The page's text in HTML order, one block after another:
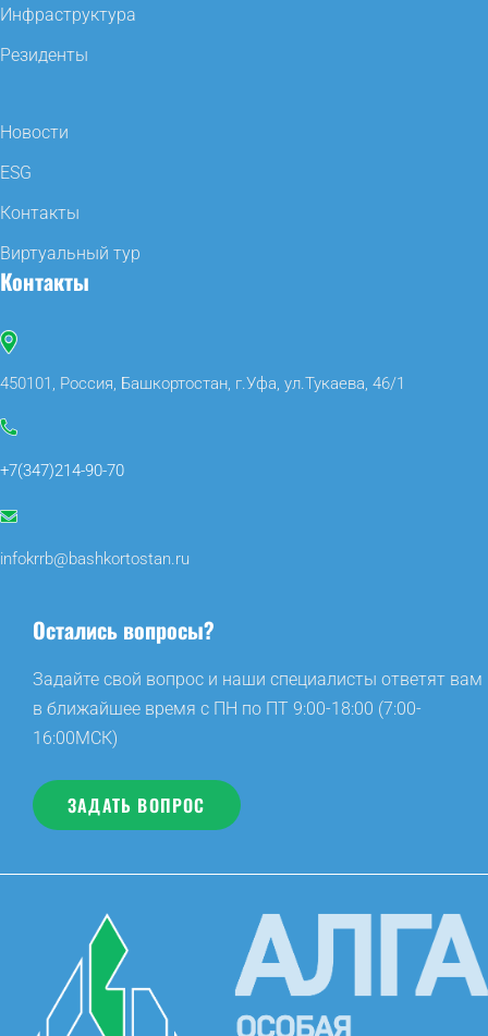
Инфраструктура
Резиденты
Новости
ESG
Контакты
Виртуальный тур
Контакты
450101, Россия, Башкортостан, г.Уфа, ул.Тукаева, 46/1
+7(347)214-90-70
infokrrb@bashkortostan.ru
Остались вопросы?
Задайте свой вопрос и наши специалисты ответят вам
в ближайшее время с ПН по ПТ 9:00-18:00 (7:00-
16:00МСК)
ЗАДАТЬ ВОПРОС